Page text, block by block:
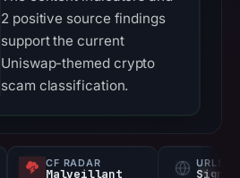
2 positive source findings
support the current
Uniswap-themed crypto
scam classification.
CF RADAR
Malveillant